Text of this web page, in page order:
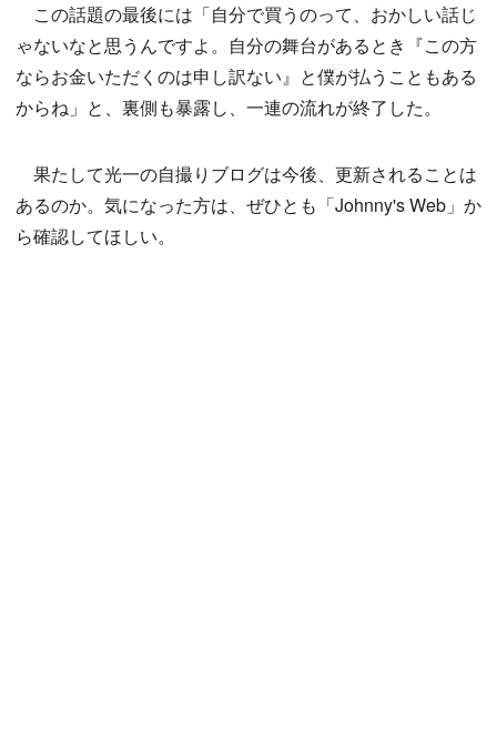
この話題の最後には「自分で買うのって、おかしい話じ
ゃないなと思うんですよ。自分の舞台があるとき『この方
ならお金いただくのは申し訳ない』と僕が払うこともある
からね」と、裏側も暴露し、一連の流れが終了した。
果たして光一の自撮りブログは今後、更新されることは
あるのか。気になった方は、ぜひとも「Johnny's Web」か
ら確認してほしい。